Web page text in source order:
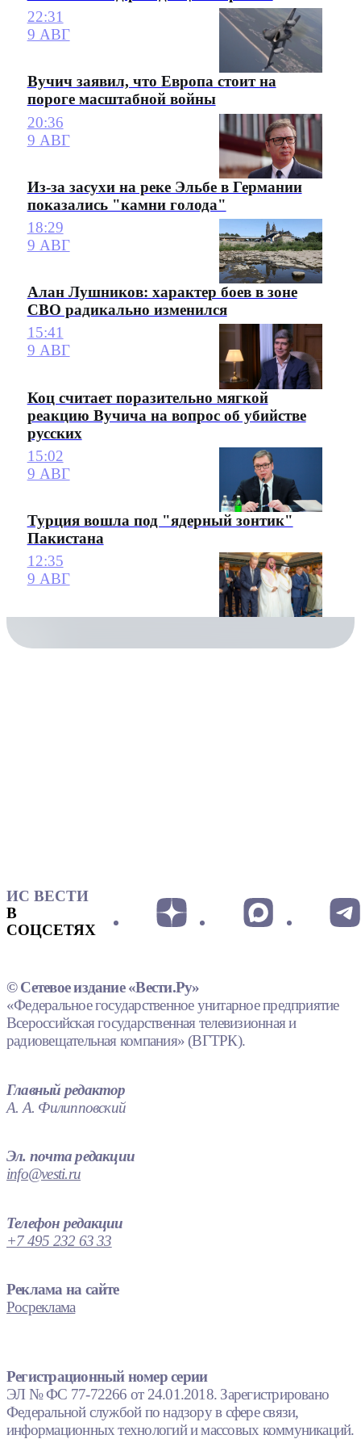
22:31
9 АВГ
Вучич заявил, что Европа стоит на
пороге масштабной войны
20:36
9 АВГ
Из-за засухи на реке Эльбе в Германии
показались "камни голода"
18:29
9 АВГ
Алан Лушников: характер боев в зоне
СВО радикально изменился
15:41
9 АВГ
Коц считает поразительно мягкой
реакцию Вучича на вопрос об убийстве
русских
15:02
9 АВГ
Турция вошла под "ядерный зонтик"
Пакистана
12:35
9 АВГ
ИС ВЕСТИ
В
СОЦСЕТЯХ
© Сетевое издание «Вести.Ру»
«Федеральное государственное унитарное предприятие
Всероссийская государственная телевизионная и
радиовещательная компания» (ВГТРК).
Главный редактор
А. А. Филипповский
Эл. почта редакции
info@vesti.ru
Телефон редакции
+7 495 232 63 33
Реклама на сайте
Росреклама
Регистрационный номер серии
ЭЛ № ФС 77-72266 от 24.01.2018. Зарегистрировано
Федеральной службой по надзору в сфере связи,
информационных технологий и массовых коммуникаций.